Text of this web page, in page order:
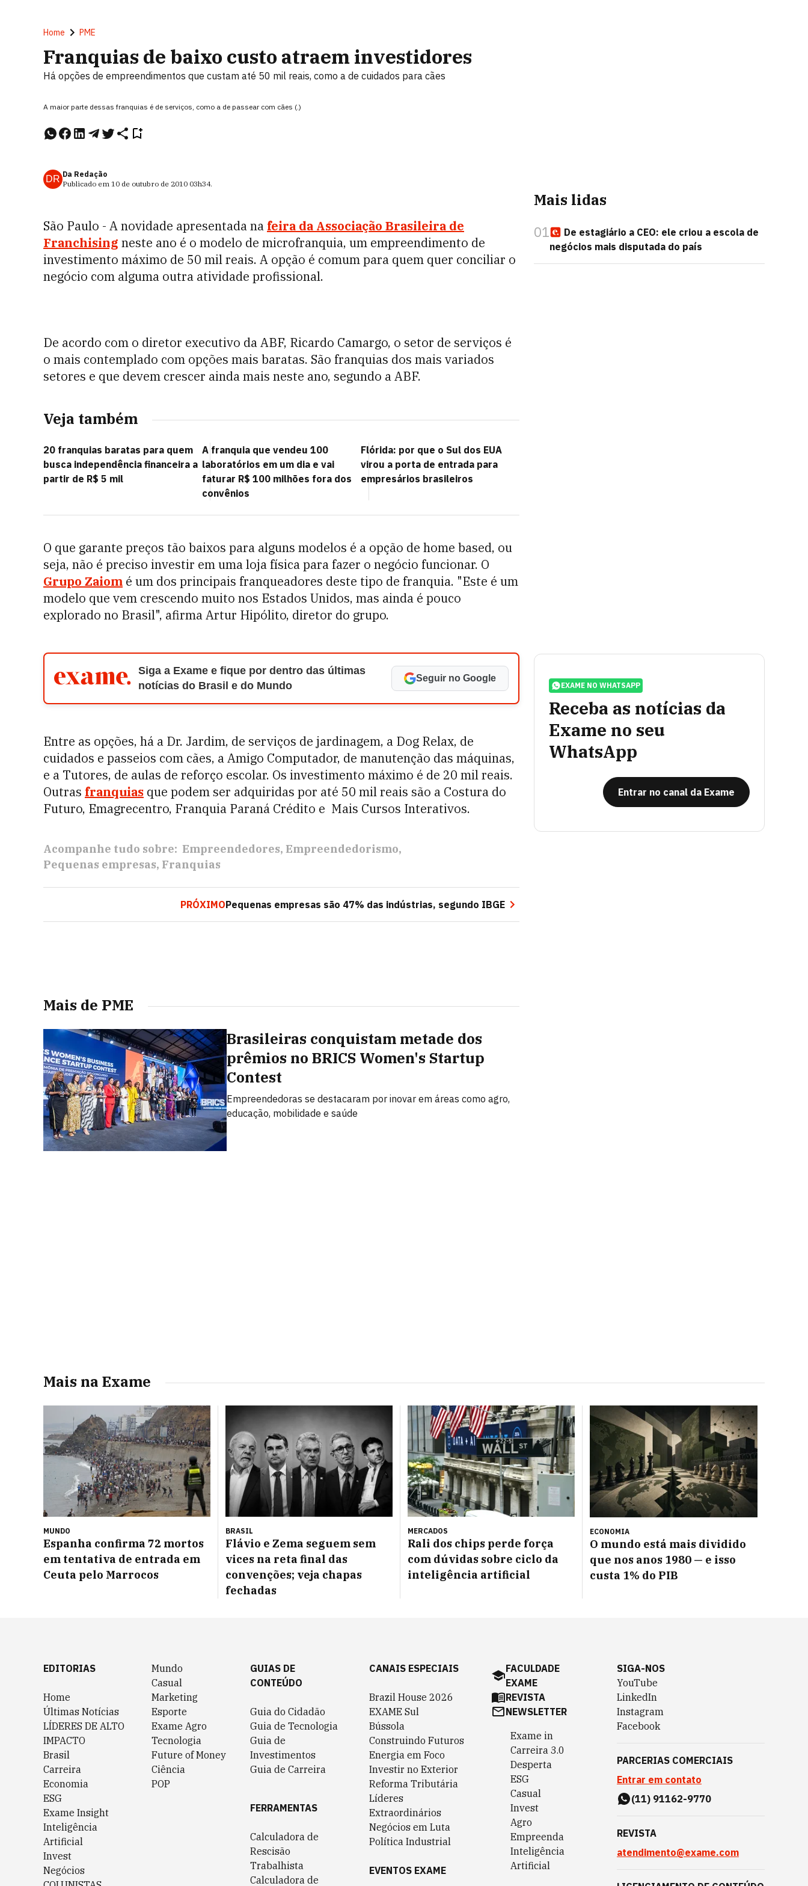
Home PME
Franquias de baixo custo atraem investidores
Há opções de empreendimentos que custam até 50 mil reais, como a de cuidados para cães
A maior parte dessas franquias é de serviços, como a de passear com cães (.)
DR Da Redação
Publicado em 10 de outubro de 2010 03h34.
São Paulo - A novidade apresentada na feira da Associação Brasileira de
Franchising neste ano é o modelo de microfranquia, um empreendimento de
investimento máximo de 50 mil reais. A opção é comum para quem quer conciliar o
negócio com alguma outra atividade profissional.
De acordo com o diretor executivo da ABF, Ricardo Camargo, o setor de serviços é
o mais contemplado com opções mais baratas. São franquias dos mais variados
setores e que devem crescer ainda mais neste ano, segundo a ABF.
Veja também
20 franquias baratas para quem
busca independência financeira a
partir de R$ 5 mil
A franquia que vendeu 100
laboratórios em um dia e vai
faturar R$ 100 milhões fora dos
convênios
Flórida: por que o Sul dos EUA
virou a porta de entrada para
empresários brasileiros
O que garante preços tão baixos para alguns modelos é a opção de home based, ou
seja, não é preciso investir em uma loja física para fazer o negócio funcionar. O
Grupo Zaiom é um dos principais franqueadores deste tipo de franquia. "Este é um
modelo que vem crescendo muito nos Estados Unidos, mas ainda é pouco
explorado no Brasil", afirma Artur Hipólito, diretor do grupo.
Siga a Exame e fique por dentro das últimas
notícias do Brasil e do Mundo
Seguir no Google
Entre as opções, há a Dr. Jardim, de serviços de jardinagem, a Dog Relax, de
cuidados e passeios com cães, a Amigo Computador, de manutenção das máquinas,
e a Tutores, de aulas de reforço escolar. Os investimento máximo é de 20 mil reais.
Outras franquias que podem ser adquiridas por até 50 mil reais são a Costura do
Futuro, Emagrecentro, Franquia Paraná Crédito e Mais Cursos Interativos.
Acompanhe tudo sobre: Empreendedores Empreendedorismo
Pequenas empresas Franquias
PRÓXIMOPequenas empresas são 47% das indústrias, segundo IBGE
Mais de PME
Brasileiras conquistam metade dos
prêmios no BRICS Women's Startup
Contest
Empreendedoras se destacaram por inovar em áreas como agro,
educação, mobilidade e saúde
Mais lidas
01
De estagiário a CEO: ele criou a escola de
negócios mais disputada do país
EXAME NO WHATSAPP
Receba as notícias da
Exame no seu
WhatsApp
Entrar no canal da Exame
Mais na Exame
MUNDO
Espanha confirma 72 mortos
em tentativa de entrada em
Ceuta pelo Marrocos
BRASIL
Flávio e Zema seguem sem
vices na reta final das
convenções; veja chapas
fechadas
MERCADOS
Rali dos chips perde força
com dúvidas sobre ciclo da
inteligência artificial
ECONOMIA
O mundo está mais dividido
que nos anos 1980 — e isso
custa 1% do PIB
EDITORIAS
Home
Últimas Notícias
LÍDERES DE ALTO
IMPACTO
Brasil
Carreira
Economia
ESG
Exame Insight
Inteligência
Artificial
Invest
Negócios
Mundo
Casual
Marketing
Esporte
Exame Agro
Tecnologia
Future of Money
Ciência
POP
GUIAS DE
CONTEÚDO
Guia do Cidadão
Guia de Tecnologia
Guia de
Investimentos
Guia de Carreira
FERRAMENTAS
Calculadora de
Rescisão
Trabalhista
Calculadora de
CANAIS ESPECIAIS
Brazil House 2026
EXAME Sul
Bússola
Construindo Futuros
Energia em Foco
Investir no Exterior
Reforma Tributária
Líderes
Extraordinários
Negócios em Luta
Política Industrial
EVENTOS EXAME
FACULDADE
EXAME
REVISTA
NEWSLETTER
Exame in
Carreira 3.0
Desperta
ESG
Casual
Invest
Agro
Empreenda
Inteligência
Artificial
SIGA-NOS
YouTube
LinkedIn
Instagram
Facebook
PARCERIAS COMERCIAIS
Entrar em contato
(11) 91162-9770
REVISTA
atendimento@exame.com